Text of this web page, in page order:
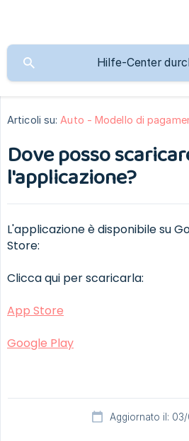
Articoli su: Auto - Modello di
Dove posso
l'applicazione?
L'applicazione è disponibile su
Store:
Clicca qui per scaricarla:
App Store
Google Play
Aggiornato il: